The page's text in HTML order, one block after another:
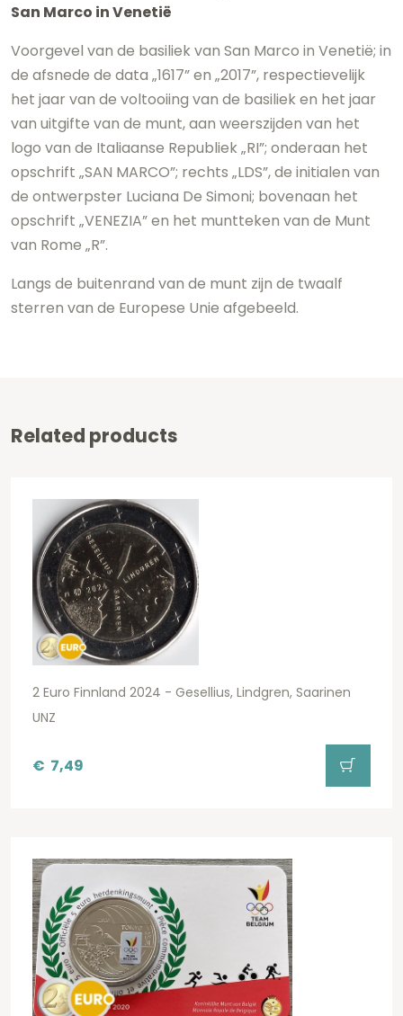
San Marco in Venetië
Voorgevel van de basiliek van San Marco in Venetië; in
de afsnede de data „1617” en „2017”, respectievelijk
het jaar van de voltooiing van de basiliek en het jaar
van uitgifte van de munt, aan weerszijden van het
logo van de Italiaanse Republiek „RI”; onderaan het
opschrift „SAN MARCO”; rechts „LDS”, de initialen van
de ontwerpster Luciana De Simoni; bovenaan het
opschrift „VENEZIA” en het muntteken van de Munt
van Rome „R”.
Langs de buitenrand van de munt zijn de twaalf
sterren van de Europese Unie afgebeeld.
Related products
2 Euro Finnland 2024 - Gesellius, Lindgren, Saarinen
UNZ
€ 7,49